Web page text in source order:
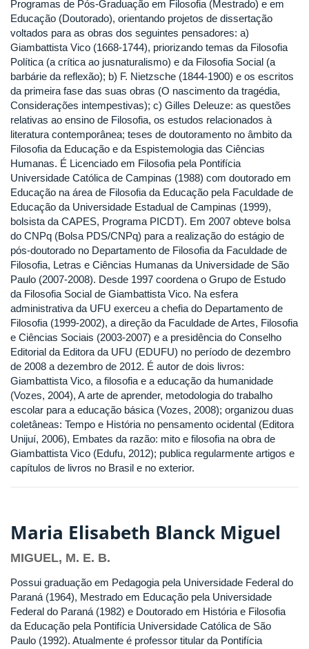
Programas de Pós-Graduação em Filosofia (Mestrado) e em
Educação (Doutorado), orientando projetos de dissertação
voltados para as obras dos seguintes pensadores: a)
Giambattista Vico (1668-1744), priorizando temas da Filosofia
Política (a crítica ao jusnaturalismo) e da Filosofia Social (a
barbárie da reflexão); b) F. Nietzsche (1844-1900) e os escritos
da primeira fase das suas obras (O nascimento da tragédia,
Considerações intempestivas); c) Gilles Deleuze: as questões
relativas ao ensino de Filosofia, os estudos relacionados à
literatura contemporânea; teses de doutoramento no âmbito da
Filosofia da Educação e da Espistemologia das Ciências
Humanas. É Licenciado em Filosofia pela Pontifícia
Universidade Católica de Campinas (1988) com doutorado em
Educação na área de Filosofia da Educação pela Faculdade de
Educação da Universidade Estadual de Campinas (1999),
bolsista da CAPES, Programa PICDT). Em 2007 obteve bolsa
do CNPq (Bolsa PDS/CNPq) para a realização do estágio de
pós-doutorado no Departamento de Filosofia da Faculdade de
Filosofia, Letras e Ciências Humanas da Universidade de São
Paulo (2007-2008). Desde 1997 coordena o Grupo de Estudo
da Filosofia Social de Giambattista Vico. Na esfera
administrativa da UFU exerceu a chefia do Departamento de
Filosofia (1999-2002), a direção da Faculdade de Artes, Filosofia
e Ciências Sociais (2003-2007) e a presidência do Conselho
Editorial da Editora da UFU (EDUFU) no período de dezembro
de 2008 a dezembro de 2012. É autor de dois livros:
Giambattista Vico, a filosofia e a educação da humanidade
(Vozes, 2004), A arte de aprender, metodologia do trabalho
escolar para a educação básica (Vozes, 2008); organizou duas
coletâneas: Tempo e História no pensamento ocidental (Editora
Unijuí, 2006), Embates da razão: mito e filosofia na obra de
Giambattista Vico (Edufu, 2012); publica regularmente artigos e
capítulos de livros no Brasil e no exterior.
Maria Elisabeth Blanck Miguel
MIGUEL, M. E. B.
Possui graduação em Pedagogia pela Universidade Federal do
Paraná (1964), Mestrado em Educação pela Universidade
Federal do Paraná (1982) e Doutorado em História e Filosofia
da Educação pela Pontifícia Universidade Católica de São
Paulo (1992). Atualmente é professor titular da Pontifícia